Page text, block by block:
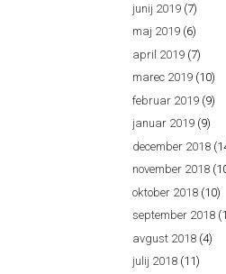
junij 2019 (7)
maj 2019 (6)
april 2019 (7)
marec 2019 (10)
februar 2019 (9)
januar 2019 (9)
december 2018
november 2018
oktober 2018 (10)
september 2018
avgust 2018 (4)
julij 2018 (11)